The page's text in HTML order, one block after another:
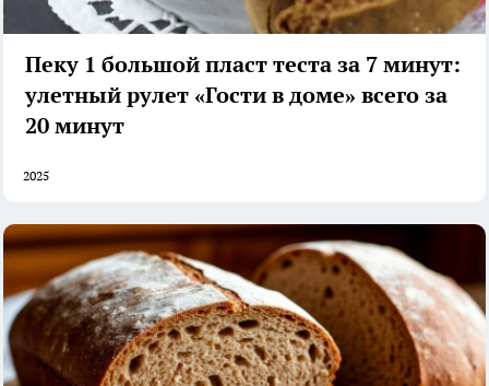
Пеку 1 большой пласт теста за 7 минут:
улетный рулет «Гости в доме» всего за
20 минут
2025